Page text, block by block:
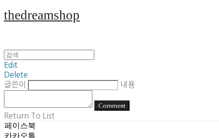
thedreamshop
Edit
Delete
글쓴이
내용
Comment
Return To List
페이스북
카카오톡